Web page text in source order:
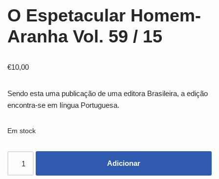
O Espetacular Homem-
Aranha Vol. 59 / 15
€10,00
Sendo esta uma publicação de uma editora Brasileira, a edição
encontra-se em língua Portuguesa.
Em stock
Adicionar